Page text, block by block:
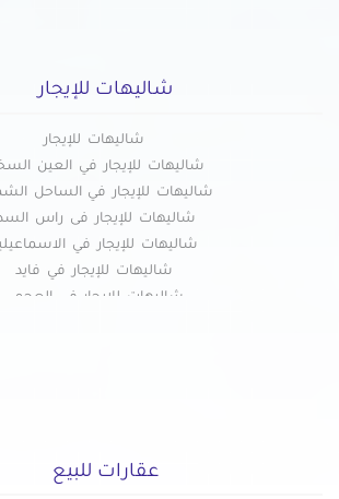
شاليهات للإيجار
شاليهات للإيجار
شاليهات للإيجار في العين
شاليهات للإيجار في الساحل
شاليهات للإيجار فى راس
شاليهات للإيجار في
شاليهات للإيجار في فايد
شاليهات للإيجار في العجمى
شاليهات للإيجار في مرسى
عقارات للبيع